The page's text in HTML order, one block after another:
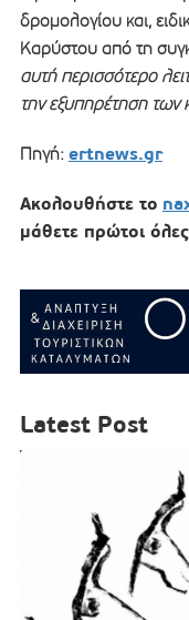
δρομολογίου και,
Καρύστου από τη
αυτή περισσότερο
την εξυπηρέτηση
Πηγή: ertnews.gr
Ακολουθήστε το
μάθετε πρώτοι όλες
Latest Post